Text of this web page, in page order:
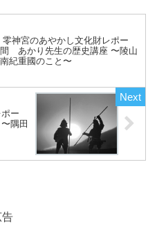
零神宮のあやかし文化財レポー
間 あかり先生の歴史講座 〜陵山
紀重國のこと〜
ー
隅田
告